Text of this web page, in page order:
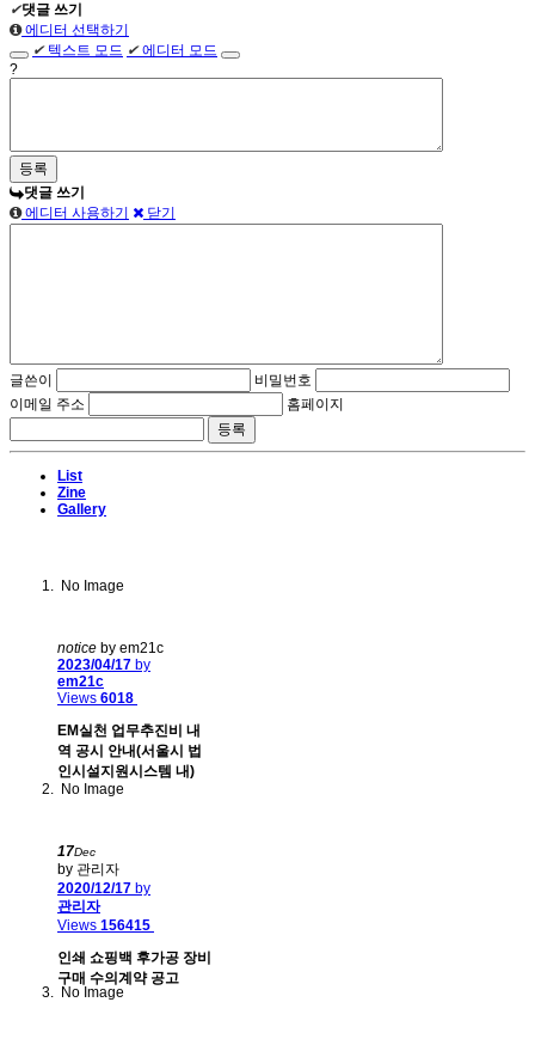
✔댓글 쓰기
에디터 선택하기
✔ 텍스트 모드 ✔에디터 모드
?
댓글 쓰기
에디터 사용하기
닫기
글쓴이
비밀번호
이메일 주소
홈페이지
List
Zine
Gallery
No Image
notice by em21c
2023/04/17 by
em21c
Views 6018
EM실천 업무추진비 내
역 공시 안내(서울시 법
인시설지원시스템 내)
No Image
17Dec
by 관리자
2020/12/17 by
관리자
Views 156415
인쇄 쇼핑백 후가공 장비
구매 수의계약 공고
No Image